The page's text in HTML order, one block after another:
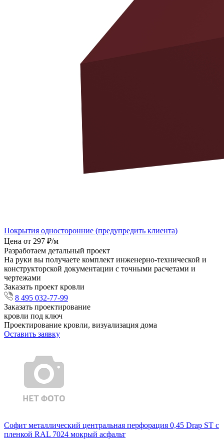
Покрытия односторонние (предупредить клиента)
Цена от 297 ₽/м
Разработаем детальный проект
На руки вы получаете комплект инженерно-технической и
конструкторской документации с точными расчетами и
чертежами
Заказать проект кровли
8 495 032-77-99
Заказать проектирование
кровли под ключ
Проектирование кровли, визуализация дома
Оставить заявку
Софит металлический центральная перфорация 0,45 Drap ST с
пленкой RAL 7024 мокрый асфальт